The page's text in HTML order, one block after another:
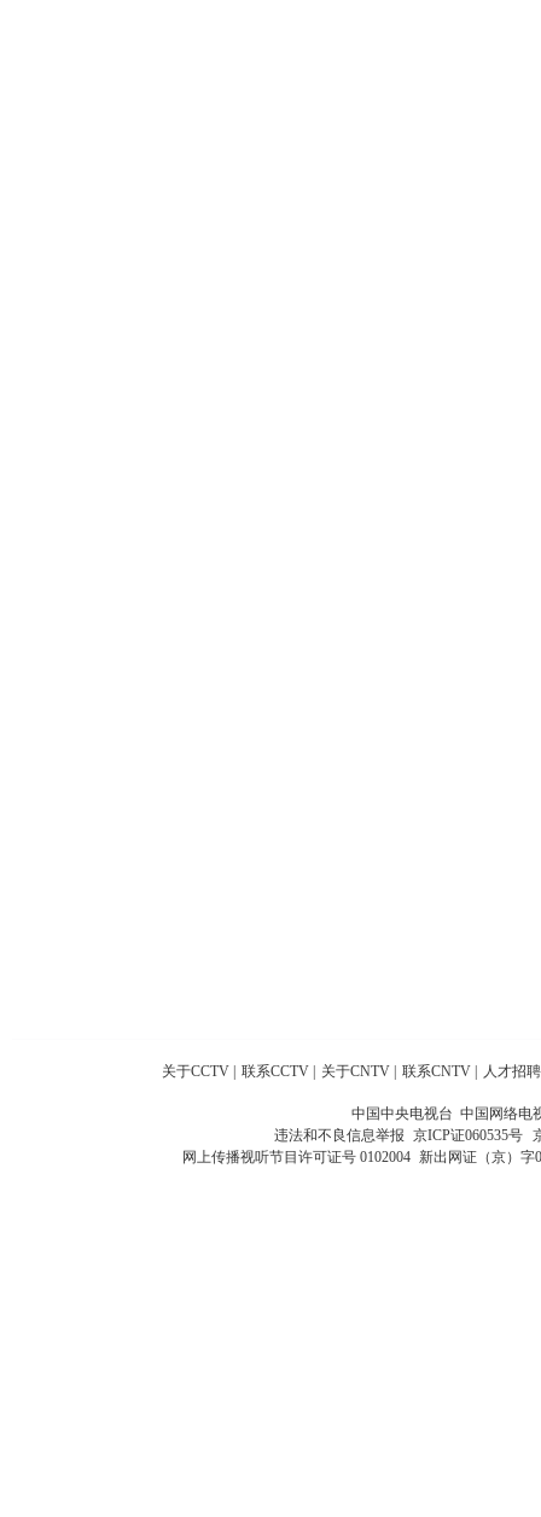
关于CCTV 联系CCTV 关于CNTV 联系CNTV 人才招聘
中国中央电视台 中国网络电
违法和不良信息举报 京ICP证060535号
网上传播视听节目许可证号 0102004 新出网证（京）